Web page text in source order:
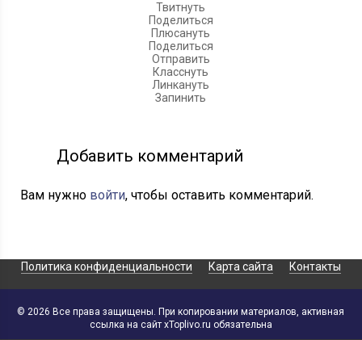
Твитнуть
Поделиться
Плюсануть
Поделиться
Отправить
Класснуть
Линкануть
Запинить
Добавить комментарий
Вам нужно войти, чтобы оставить комментарий.
Политика конфиденциальности Карта сайта Контакты
© 2026 Все права защищены. При копировании материалов, активная
ссылка на сайт xToplivo.ru обязательна